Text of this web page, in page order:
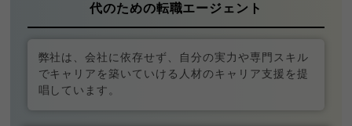
代のための転職エージェント
弊社は、会社に依存せず、自分の実力や専門スキル
でキャリアを築いていける人材のキャリア支援を提
唱しています。